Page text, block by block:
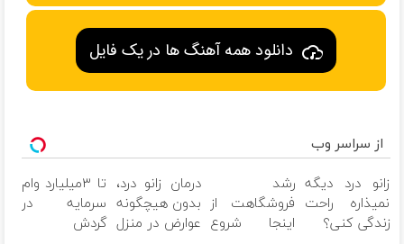
دانلود همه آهنگ ها در یک فایل
از سراسر وب
زانو درد دیگه
نمیذاره راحت
زندگی کنی؟
رشد
فروشگاهت از
اینجا شروع
درمان زانو درد،
بدون هیچگونه
عوارض در منزل
تا ۳میلیارد وام
سرمایه در
گردش